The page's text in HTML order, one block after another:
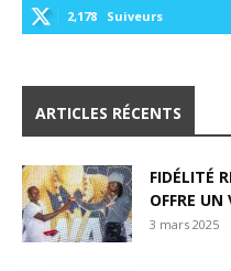
2,178 Suiveurs
ARTICLES RÉCENTS
FIDÉLITÉ
OFFRE UN
3 mars 2025